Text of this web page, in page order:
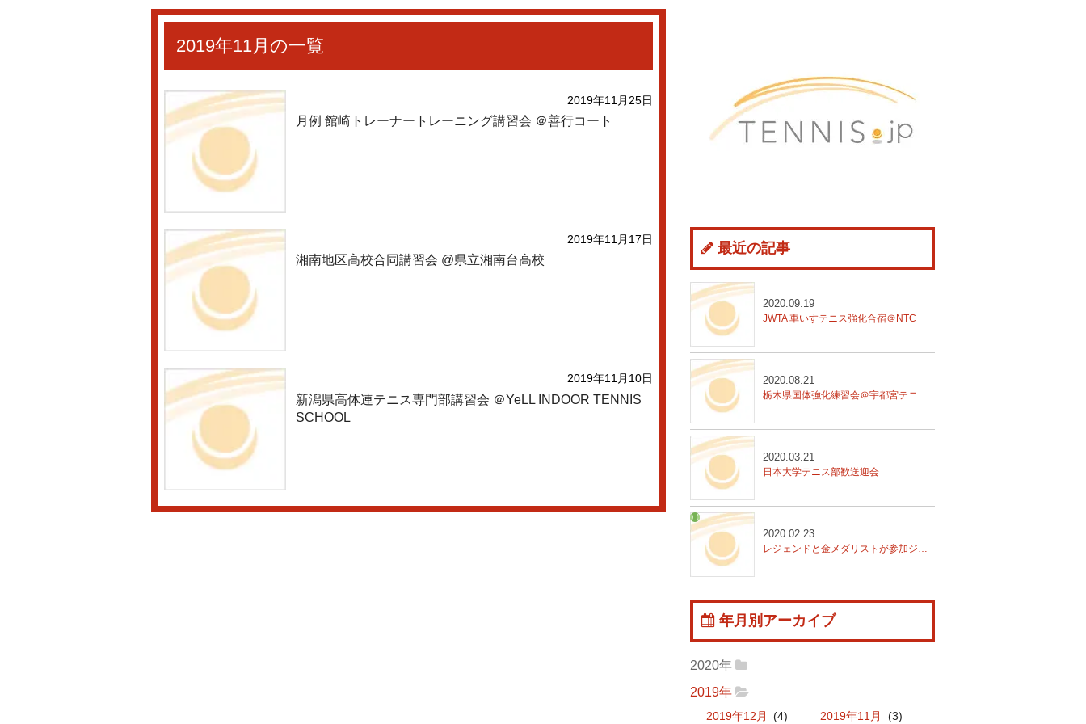
2019年11月の一覧
2019年11月25日
月例 館崎トレーナートレーニング講習会 ＠善行コート
2019年11月17日
湘南地区高校合同講習会 @県立湘南台高校
2019年11月10日
新潟県高体連テニス専門部講習会 ＠YeLL INDOOR TENNIS
SCHOOL
最近の記事
JWTA 車いすテニス強化合宿＠NTC
2020.09.19
栃木県国体強化練習会＠宇都宮テニスクラブ
2020.08.21
日本大学テニス部歓送迎会
2020.03.21
レジェンドと金メダリストが参加ジュニア強化講習会＠愛知県安城市
2020.02.23
年月別アーカイブ
2020年
2020年09月
2020年03月 (1) 2020年02月 (2)
2019年
2019年12月 (4) 2019年11月 (3)